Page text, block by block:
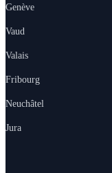
Genève
Vaud
Valais
Fribourg
Neuchâtel
Jura